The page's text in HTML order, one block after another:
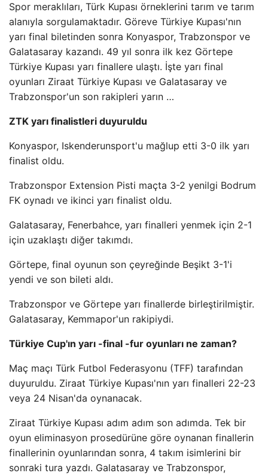
Spor meraklıları, Türk Kupası örneklerini tarım ve tarım
alanıyla sorgulamaktadır. Göreve Türkiye Kupası'nın
yarı final biletinden sonra Konyaspor, Trabzonspor ve
Galatasaray kazandı. 49 yıl sonra ilk kez Görtepe
Türkiye Kupası yarı finallere ulaştı. İşte yarı final
oyunları Ziraat Türkiye Kupası ve Galatasaray ve
Trabzonspor'un son rakipleri yarın …
ZTK yarı finalistleri duyuruldu
Konyaspor, Iskenderunsport'u mağlup etti 3-0 ilk yarı
finalist oldu.
Trabzonspor Extension Pisti maçta 3-2 yenilgi Bodrum
FK oynadı ve ikinci yarı finalist oldu.
Galatasaray, Fenerbahce, yarı finalleri yenmek için 2-1
için uzaklaştı diğer takımdı.
Görtepe, final oyunun son çeyreğinde Beşikt 3-1'i
yendi ve son bileti aldı.
Trabzonspor ve Görtepe yarı finallerde birleştirilmiştir.
Galatasaray, Kemmapor'un rakipiydi.
Türkiye Cup'ın yarı -final -fur oyunları ne zaman?
Maç maçı Türk Futbol Federasyonu (TFF) tarafından
duyuruldu. Ziraat Türkiye Kupası'nın yarı finalleri 22-23
veya 24 Nisan'da oynanacak.
Ziraat Türkiye Kupası adım adım son adımda. Tek bir
oyun eliminasyon prosedürüne göre oynanan finallerin
finallerinin oyunlarından sonra, 4 takım isimlerini bir
sonraki tura yazdı. Galatasaray ve Trabzonspor,